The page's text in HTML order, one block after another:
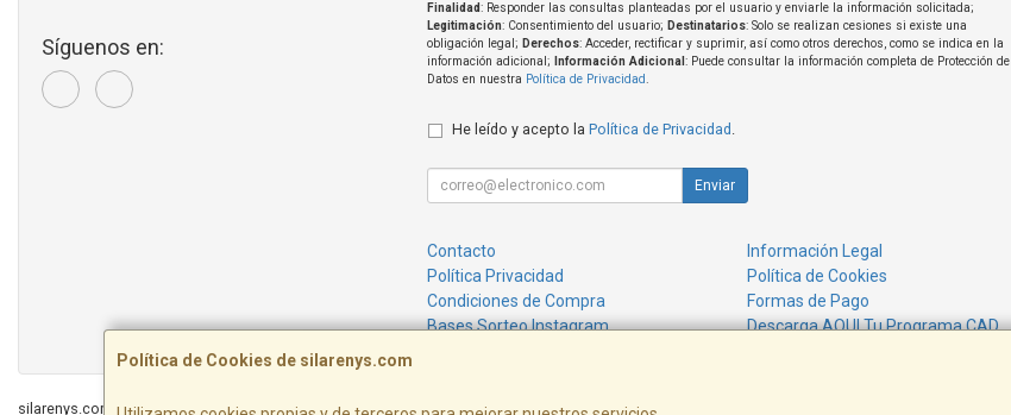
Política de Cookies de silarenys.com
Síguenos en:
Finalidad: Responder las consultas planteadas por el usuario y enviarle la información solicitada;
Legitimación: Consentimiento del usuario; Destinatarios: Solo se realizan cesiones si existe una
obligación legal; Derechos: Acceder, rectificar y suprimir, así como otros derechos, como se indica en la
información adicional;
Información Adicional : Puede consultar la información completa de Protección de
Datos en nuestra Política de Privacidad.
He leído y acepto la Política de Privacidad .
Enviar
Contacto
Información Legal
Política Privacidad
Política de Cookies
Condiciones de Compra
Formas de Pago
Bases Sorteo Instagram
Descarga AQUI Tu Programa CAD
silarenys.com © 2026